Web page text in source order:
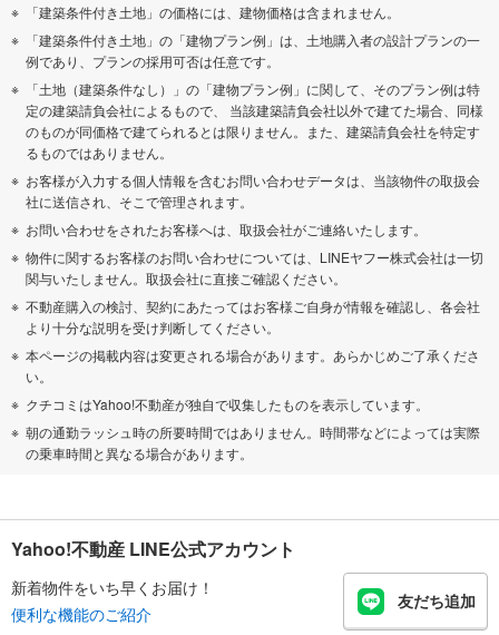
「建築条件付き土地」の価格には、建物価格は含まれません。
「建築条件付き土地」の「建物プラン例」は、土地購入者の設計プランの一
例であり、プランの採用可否は任意です。
「土地（建築条件なし）」の「建物プラン例」に関して、そのプラン例は特
定の建築請負会社によるもので、 当該建築請負会社以外で建てた場合、同様
のものが同価格で建てられるとは限りません。また、建築請負会社を特定す
るものではありません。
お客様が入力する個人情報を含むお問い合わせデータは、当該物件の取扱会
社に送信され、そこで管理されます。
お問い合わせをされたお客様へは、取扱会社がご連絡いたします。
物件に関するお客様のお問い合わせについては、LINEヤフー株式会社は一切
関与いたしません。取扱会社に直接ご確認ください。
不動産購入の検討、契約にあたってはお客様ご自身が情報を確認し、各会社
より十分な説明を受け判断してください。
本ページの掲載内容は変更される場合があります。あらかじめご了承くださ
い。
クチコミはYahoo!不動産が独自で収集したものを表示しています。
朝の通勤ラッシュ時の所要時間ではありません。時間帯などによっては実際
の乗車時間と異なる場合があります。
Yahoo!不動産 LINE公式アカウント
新着物件をいち早くお届け！
便利な機能のご紹介
友だち追加